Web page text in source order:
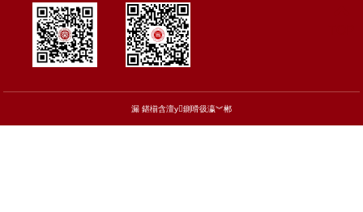
漏 鍖椾含澶у鍘嗗彶瀛︾郴